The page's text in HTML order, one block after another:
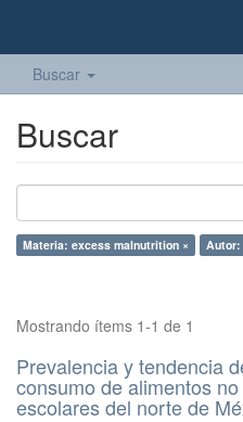
Buscar
Buscar
Materia: excess malnutrition × Autor:
Mostrando ítems 1-1 de 1
Prevalencia y tendencia
consumo de alimentos
escolares del norte de